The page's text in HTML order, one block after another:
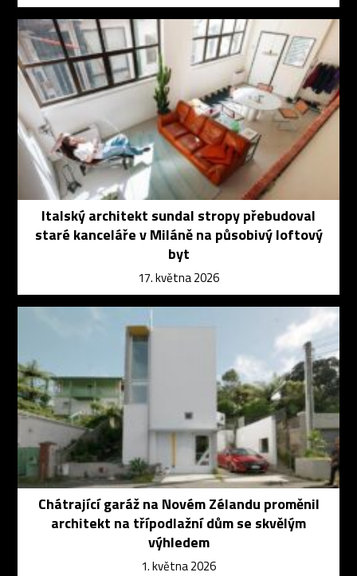
Italský architekt sundal stropy přebudoval
staré kanceláře v Miláně na působivý loftový
byt
17. května 2026
Chátrající garáž na Novém Zélandu proměnil
architekt na třípodlažní dům se skvělým
výhledem
1. května 2026